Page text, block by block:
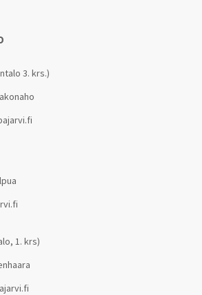
3. krs.)
1. krs)